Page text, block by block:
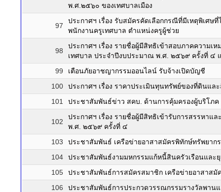
พ.ศ.๒๕๖๐ ของเทศบาลเมือง
97
ประกาศฯ เรื่อง รับสมัครคัดเลือกกรณีที่มีเหตุพิเศษ
พนักงานครูเทศบาล ตำแหน่งครูผู้ช่วย
98
ประกาศฯ เรื่อง รายชื่อผู้มีสิทธิเข้าสอบภาคความเ
เทศบาล ประจำปีงบประมาณ พ.ศ. ๒๕๖๙ ครั้งที่ ๔
99
เตือนภัยอาชญากรรมออนไลน์ รับจ้างเปิดบัญชี
100
ประกาศฯ เรื่อง ราคาประเมินทุนทรัพย์ของที่ดินแ
101
ประชาสัมพันธ์ข่าว สคบ. ด้านการคุ้มครองผู้บริโภค
102
ประกาศฯ เรื่อง รายชื่อผู้มีสิทธิเข้ารับการสรรหาแ
พ.ศ. ๒๕๖๙ ครั้งที่ ๔
103
ประชาสัมพันธ์ เครือข่ายอาสาสมัครพิทักษ์ทรัพยา
104
ประชาสัมพันธ์งามมหกรรมแก้หนี้สินครัวเรือนแล
105
ประชาสัมพันธ์การสมัครสมาชิก เครือข่ายอาสาส
106
ประชาสัมพันธ์การประกวดวรรณกรรมรางวัลพาน